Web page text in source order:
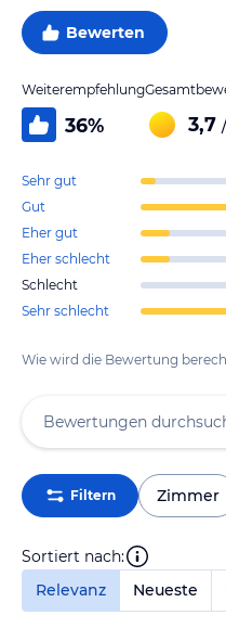
Bewerten
Weiterempfehlung
36% 3,7
Sehr gut
Gut
Eher gut
Eher schlecht
Schlecht
Sehr schlecht
Wie wird die Bewertung
Filtern Zimmer
Sortiert nach:
Relevanz
Neueste